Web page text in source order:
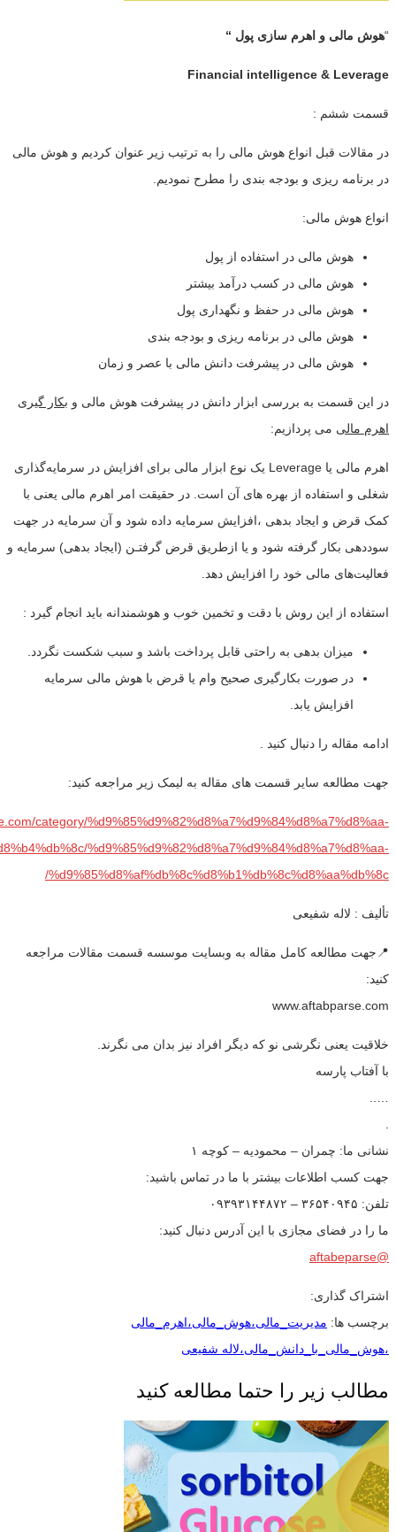
“هوش مالی و اهرم سازی پول “
Financial intelligence & Leverage
قسمت ششم :
در مقالات قبل انواع هوش مالی را به ترتیب زیر عنوان کردیم و هوش مالی
در برنامه ریزی و بودجه بندی را مطرح نمودیم.
انواع هوش مالی:
هوش مالی در استفاده از پول
هوش مالی در کسب درآمد بیشتر
هوش مالی در حفظ و نگهداری پول
هوش مالی در برنامه ریزی و بودجه بندی
هوش مالی در پیشرفت دانش مالی با عصر و زمان
در این قسمت به بررسی ابزار دانش در پیشرفت هوش مالی و بکار گیری
اهرم مالی می پردازیم:
اهرم مالی یا Leverage یک نوع ابزار مالی برای افزایش در سرمایه‌گذاری
شغلی و استفاده از بهره های آن است. در حقیقت امر اهرم مالی یعنی با
کمک قرض و ایجاد بدهی ،افزایش سرمایه داده شود و آن سرمایه در جهت
سوددهی بکار گرفته شود و یا ازطریق قرض گرفتـن (ایجاد بدهی) سرمایه و
فعالیت‌های مالی خود را افزایش دهد.
استفاده از این روش با دقت و تخمین خوب و هوشمندانه باید انجام گیرد :
میزان بدهی به راحتی قابل پرداخت باشد و سبب شکست نگردد.
در صورت بکارگیری صحیح وام یا قرض با هوش مالی سرمایه
افزایش یابد.
ادامه مقاله را دنبال کنید .
جهت مطالعه سایر قسمت های مقاله به لیمک زیر مراجعه کنید:
category/%d9%85%d9%82%d8%a7%d9%84%d8%a7%d8%aa-
%d9%85%d9%82%d8%a7%d9%84%d8%a7%d8%aa-
%d9%85%d8%af%db%8c%d8%b1%db%8c%d8%aa%db%8c/
تألیف : لاله شفیعی
📍جهت مطالعه کامل مقاله به وبسایت موسسه قسمت مقالات مراجعه
کنید:
www.aftabparse.com
خلاقیت یعنی نگرشی نو که دیگر افراد نیز بدان می نگرند.
با آفتاب پارسه
نشانی ما: چمران – محمودیه – کوچه ۱
جهت کسب اطلاعات بیشتر با ما در تماس باشید:
تلفن: ۳۶۵۴۰۹۴۵ – ۰۹۳۹۳۱۴۴۸۷۲
ما را در فضای مجازی با این آدرس دنبال کنید:
@aftabeparse
اشتراک گذاری:
برچسب ها: مدیریت_مالی،هوش_مالی،اهرم_مالی
،هوش_مالی_با_دانش_مالی،لاله شفیعی
مطالب زیر را حتما مطالعه کنید